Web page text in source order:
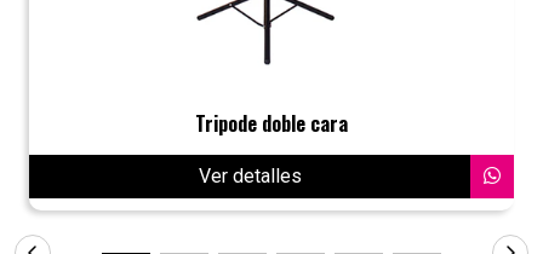
Tripode doble cara
Ver detalles